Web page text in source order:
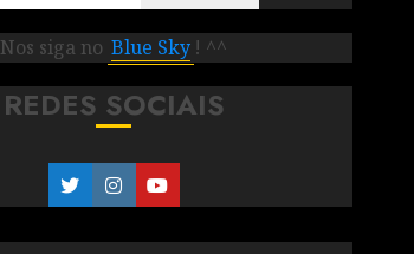
Nos siga no Blue Sky ! ^^
REDES SOCIAIS